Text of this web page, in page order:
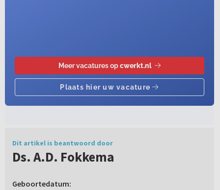
Dit artikel is beantwoord door
Ds. A.D. Fokkema
Geboortedatum: